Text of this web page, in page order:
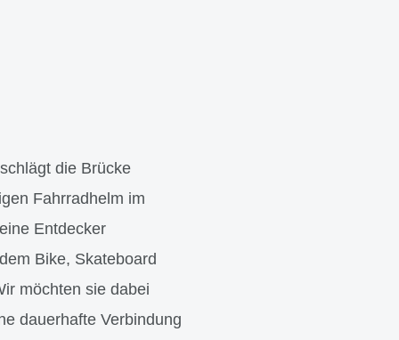
die Brücke
Fahrradhelm im
Entdecker
Bike, Skateboard
möchten sie dabei
dauerhafte Verbindung